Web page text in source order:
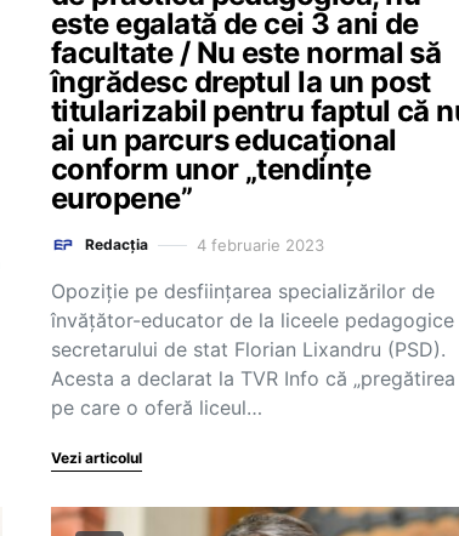
este egalată de cei 3 ani de
facultate / Nu este normal să
îngrădesc dreptul la un post
titularizabil pentru faptul că
ai un parcurs educațional
conform unor „tendințe
europene”
Redacția 4 februarie 2023
Opoziție pe desființarea specializărilor de
învățător-educator de la liceele pedagogice
secretarului de stat Florian Lixandru (PSD).
Acesta a declarat la TVR Info că „pregătirea
pe care o oferă liceul…
Vezi articolul